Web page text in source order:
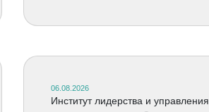
06.08.2026
Институт лидерства и управления